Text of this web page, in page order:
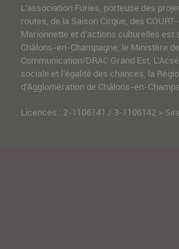
L’association Furies, porteuse des
routes, de la Saison Cirque, des
Marionnette et d’actions culturelles est
Châlons-en-Champagne, le Ministère
Communication/DRAC Grand Est,
sociale et l’égalité des chances, la
d’Agglomération de Châlons-en-
Licences : 2-1106141 / 3-1106142 >